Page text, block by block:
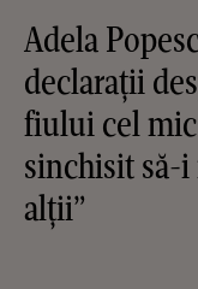
Adela
declarații
fiului cel
sinchisit să-
alții”